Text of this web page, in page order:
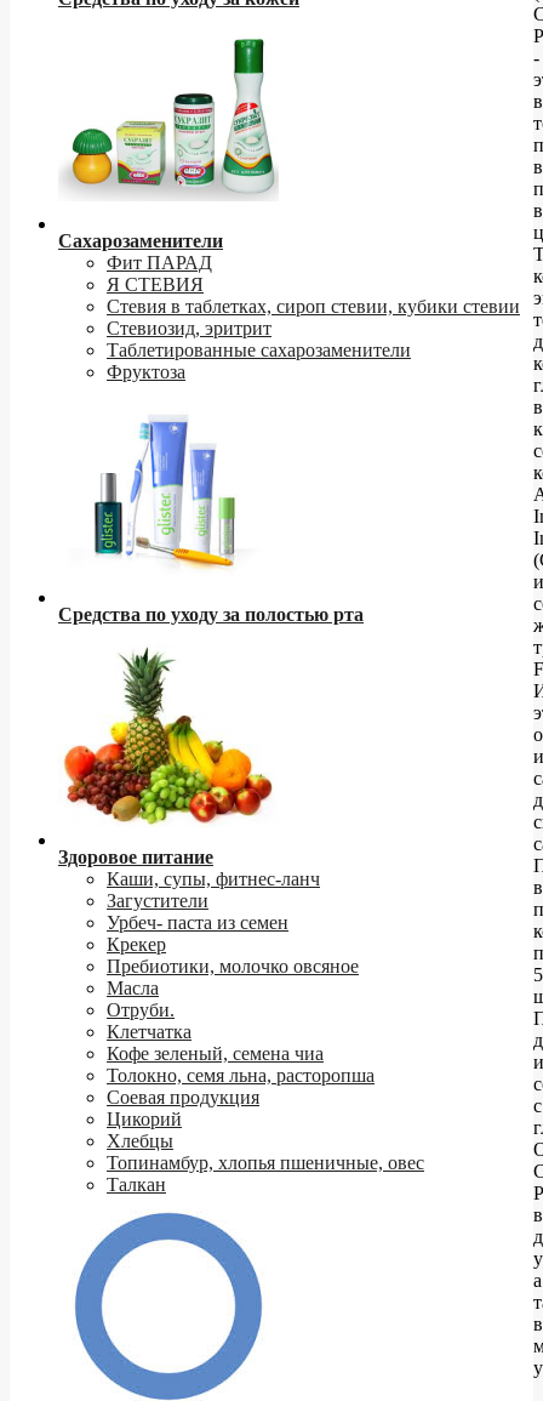
Сахарозаменители
Фит ПАРАД
Я СТЕВИЯ
Стевия в таблетках, сироп стевии, кубики стевии
Стевиозид, эритрит
Таблетированные сахарозаменители
Фруктоза
Средства по уходу за полостью рта
Здоровое питание
Каши, супы, фитнес-ланч
Загустители
Урбеч- паста из семен
Крекер
Пребиотики, молочко овсяное
Масла
Отруби.
Клетчатка
Кофе зеленый, семена чиа
Толокно, семя льна, расторопша
Соевая продукция
Цикорий
Хлебцы
Топинамбур, хлопья пшеничные, овес
Талкан
-
в
в
и
в
с
в
а
в